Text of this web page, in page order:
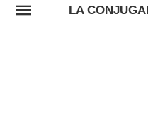
LA